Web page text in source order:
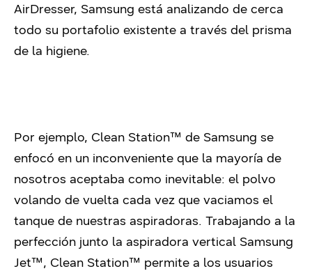
AirDresser, Samsung está analizando de cerca
todo su portafolio existente a través del prisma
de la higiene.
Por ejemplo, Clean Station™ de Samsung se
enfocó en un inconveniente que la mayoría de
nosotros aceptaba como inevitable: el polvo
volando de vuelta cada vez que vaciamos el
tanque de nuestras aspiradoras. Trabajando a la
perfección junto la aspiradora vertical Samsung
Jet™, Clean Station™ permite a los usuarios